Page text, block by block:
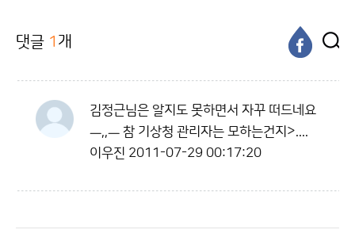
댓글 1 개
김정근님은 알지도 못하면서 자꾸 떠드네요
ㅡ,,ㅡ 참 기상청 관리자는 모하는건지>....
이우진 2011-07-29 00:17:20